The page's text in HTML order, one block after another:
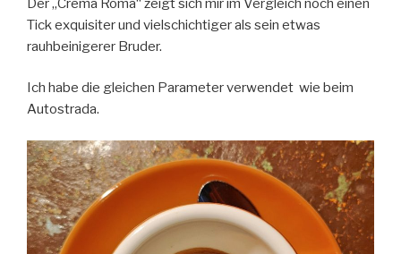
Der „Crema Roma“ zeigt sich mir im Vergleich noch einen
Tick exquisiter und vielschichtiger als sein etwas
rauhbeinigerer Bruder.
Ich habe die gleichen Parameter verwendet wie beim
Autostrada.